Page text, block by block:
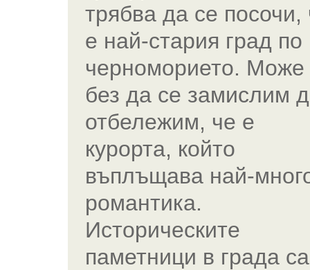
трябва да се посочи,
е най-стария град по
черноморието. Може
без да се замислим
отбележим, че е
курорта, който
въплъщава най-
романтика.
Историческите
паметници в града